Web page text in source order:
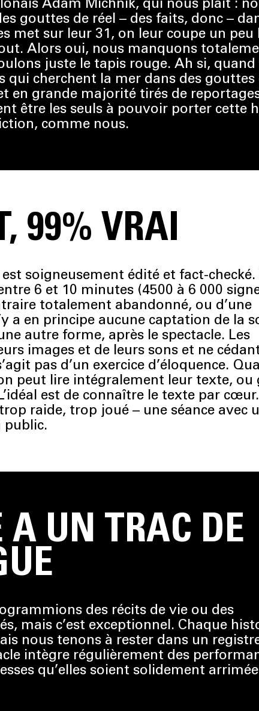
gouttes de réel – des faits, donc –
met sur leur 31, on leur coupe un peu
Alors oui, nous manquons
juste le tapis rouge. Ah si, quand
cherchent la mer dans des gouttes
en grande majorité tirés de
être les seuls à pouvoir porter cette
comme nous.
99% VRAI
soigneusement édité et fact-checké.
6 et 10 minutes (4500 à 6 000
totalement abandonné, ou d’une
a en principe aucune captation de la
autre forme, après le spectacle. Les
images et de leurs sons et ne
pas d’un exercice d’éloquence. Q
peut lire intégralement leur texte, ou
est de connaître le texte par
raide, trop joué – une séance avec
public.
UN TRAC DE
des récits de vie ou des
mais c’est exceptionnel. Chaque
nous tenons à rester dans un
intègre régulièrement des
qu’elles soient solidement